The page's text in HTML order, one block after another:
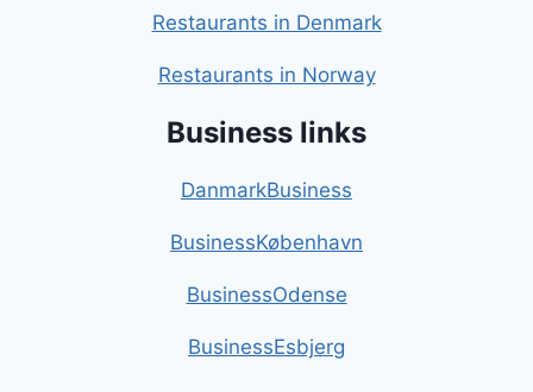
Restaurants in Denmark
Restaurants in Norway
Business links
DanmarkBusiness
BusinessKøbenhavn
BusinessOdense
BusinessEsbjerg